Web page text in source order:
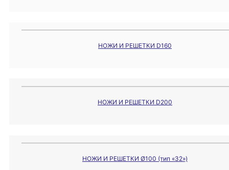
НОЖИ И РЕШЕТКИ D160
НОЖИ И РЕШЕТКИ D200
НОЖИ И РЕШЕТКИ Ø100 (тип «32»)